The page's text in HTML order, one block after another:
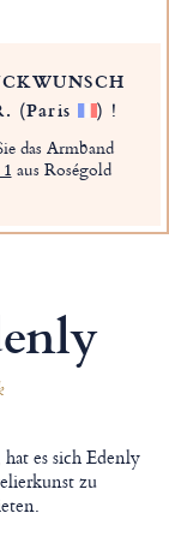
(Paris ) !
das Armband
aus Roségold
es sich Edenly
zu